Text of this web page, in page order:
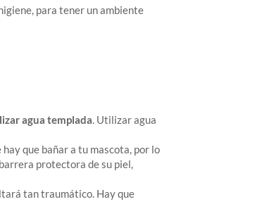
para tener un ambiente
agua templada. Utilizar agua
que bañar a tu mascota, por lo
protectora de su piel,
tan traumático. Hay que